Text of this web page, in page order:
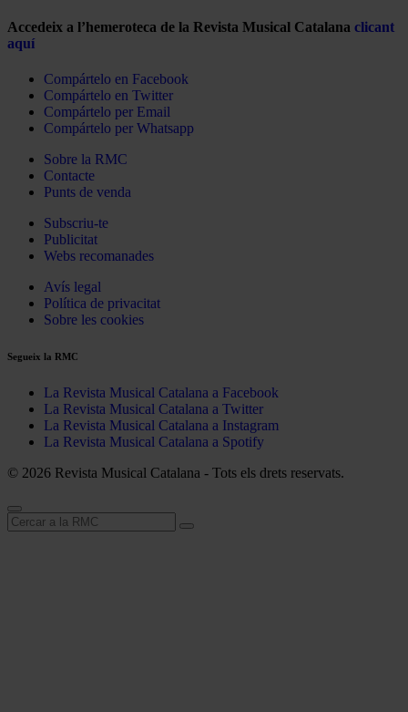
Accedeix a l’hemeroteca de la Revista Musical Catalana clicant
aquí
Compártelo en Facebook
Compártelo en Twitter
Compártelo per Email
Compártelo per Whatsapp
Sobre la RMC
Contacte
Punts de venda
Subscriu-te
Publicitat
Webs recomanades
Avís legal
Política de privacitat
Sobre les cookies
Segueix la RMC
La Revista Musical Catalana a Facebook
La Revista Musical Catalana a Twitter
La Revista Musical Catalana a Instagram
La Revista Musical Catalana a Spotify
© 2026 Revista Musical Catalana - Tots els drets reservats.
Cerca